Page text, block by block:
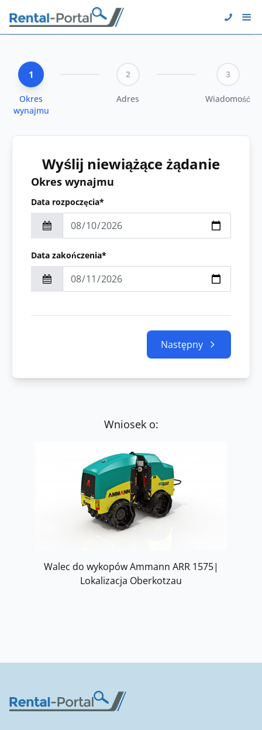
1
Okres
wynajmu
2
Adres
3
Wiadomość
Wyślij niewiążące żądanie
Okres wynajmu
Data rozpoczęcia*
Data zakończenia*
Następny
Wniosek o:
Walec do wykopów Ammann ARR 1575|
Lokalizacja Oberkotzau